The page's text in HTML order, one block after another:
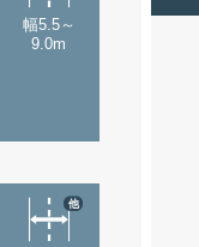
幅5.5～
9.0m
他